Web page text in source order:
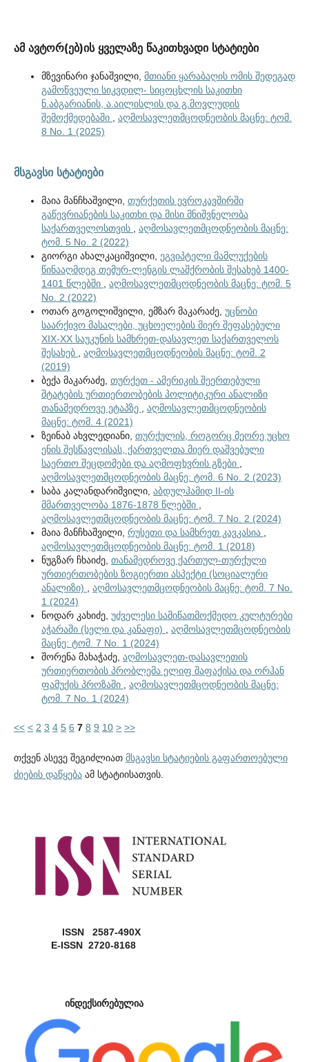
ამ ავტორ(ებ)ის ყველაზე წაკითხვადი სტატიები
მზევინარი ჯანაშვილი, მთიანი ყარაბაღის ომის შედეგად
გამოწვეული სიკვდილ- სიცოცხლის საკითხი
ნ.აბგარიანის, ა.აილისლის და გ.მოვლუდის
შემოქმედებაში
აღმოსავლეთმცოდნეობის მაცნე: ტომ.
8 No. 1 (2025)
მსგავსი სტატიები
მაია მანჩხაშვილი, თურქეთის ევროკავშირში
გაწევრიანების საკითხი და მისი მნიშვნელობა
საქართველოსთვის
აღმოსავლეთმცოდნეობის მაცნე:
ტომ. 5 No. 2 (2022)
გიორგი ახალკაციშვილი, ეგვიპტელი მამლუქების
წინააღმდეგ თემურ-ლენგის ლაშქრობის შესახებ 1400-
1401 წლებში
აღმოსავლეთმცოდნეობის მაცნე: ტომ. 5
No. 2 (2022)
ოთარ გოგოლიშვილი, ემზარ მაკარაძე, უცნობი
საარქივო მასალები, უცხოელების მიერ შეფასებული
XIX-XX საუკუნის სამხრეთ-დასავლეთ საქართველოს
შესახებ
აღმოსავლეთმცოდნეობის მაცნე: ტომ. 2
(2019)
ბექა მაკარაძე, თურქეთ - ამერიკის შეერთებული
შტატების ურთიერთობების პოლიტიკური ანალიზი
თანამედროვე ეტაპზე
აღმოსავლეთმცოდნეობის
მაცნე: ტომ. 4 (2021)
ზეინაბ ახვლედიანი, თურქულის, როგორც მეორე უცხო
ენის შესწავლისას, ქართველთა მიერ დაშვებული
საერთო შეცდომები და აღმოფხვრის გზები
აღმოსავლეთმცოდნეობის მაცნე: ტომ. 6 No. 2 (2023)
საბა კალანდარიშვილი, აბდულჰამიდ II-ის
მმართველობა 1876-1878 წლებში
აღმოსავლეთმცოდნეობის მაცნე: ტომ. 7 No. 2 (2024)
მაია მანჩხაშვილი, რუსეთი და სამხრეთ კავკასია
აღმოსავლეთმცოდნეობის მაცნე: ტომ. 1 (2018)
ნუგზარ ჩხაიძე, თანამედროვე ქართულ-თურქული
ურთიერთობების ზოგიერთი ასპექტი (სოციალური
ანალიზი)
აღმოსავლეთმცოდნეობის მაცნე: ტომ. 7 No.
1 (2024)
ნოდარ კახიძე, უძველესი სამიწათმოქმედო კულტურები
აჭარაში (სელი და კანაფი)
აღმოსავლეთმცოდნეობის
მაცნე: ტომ. 7 No. 1 (2024)
შორენა მახაჭაძე, აღმოსავლეთ-დასავლეთის
ურთიერთობის პრობლემა ელიფ შაფაქისა და ორჰან
ფამუქის პროზაში
აღმოსავლეთმცოდნეობის მაცნე:
ტომ. 7 No. 1 (2024)
<< < 2 3 4 5 6 7 8 9 10 > >>
თქვენ ასევე შეგიძლიათ მსგავსი სტატიების გაფართოებული
ძიების დაწყებაამ სტატიისათვის.
ISSN 2587-490X
E-ISSN 2720-8168
ინდექსირებულია